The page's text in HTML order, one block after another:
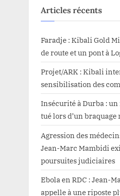
KML”
Articles récents
Faradje : Kibali Gold
de route et un pont à
Projet/ARK : Kibali
sensibilisation des
Insécurité à Durba : un
tué lors d’un
Agression des
Jean-Marc Mambidi
poursuites judiciaires
Ebola en RDC : Jean-
appelle à une riposte